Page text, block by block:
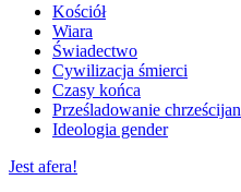
Kościół
Wiara
Świadectwo
Cywilizacja śmierci
Czasy końca
Prześladowanie chrześcijan
Ideologia gender
Jest afera!